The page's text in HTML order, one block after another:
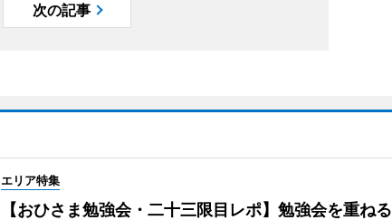
次の記事
エリア特集
【おひさま勉強会・二十三限目レポ】勉強会を重ねる